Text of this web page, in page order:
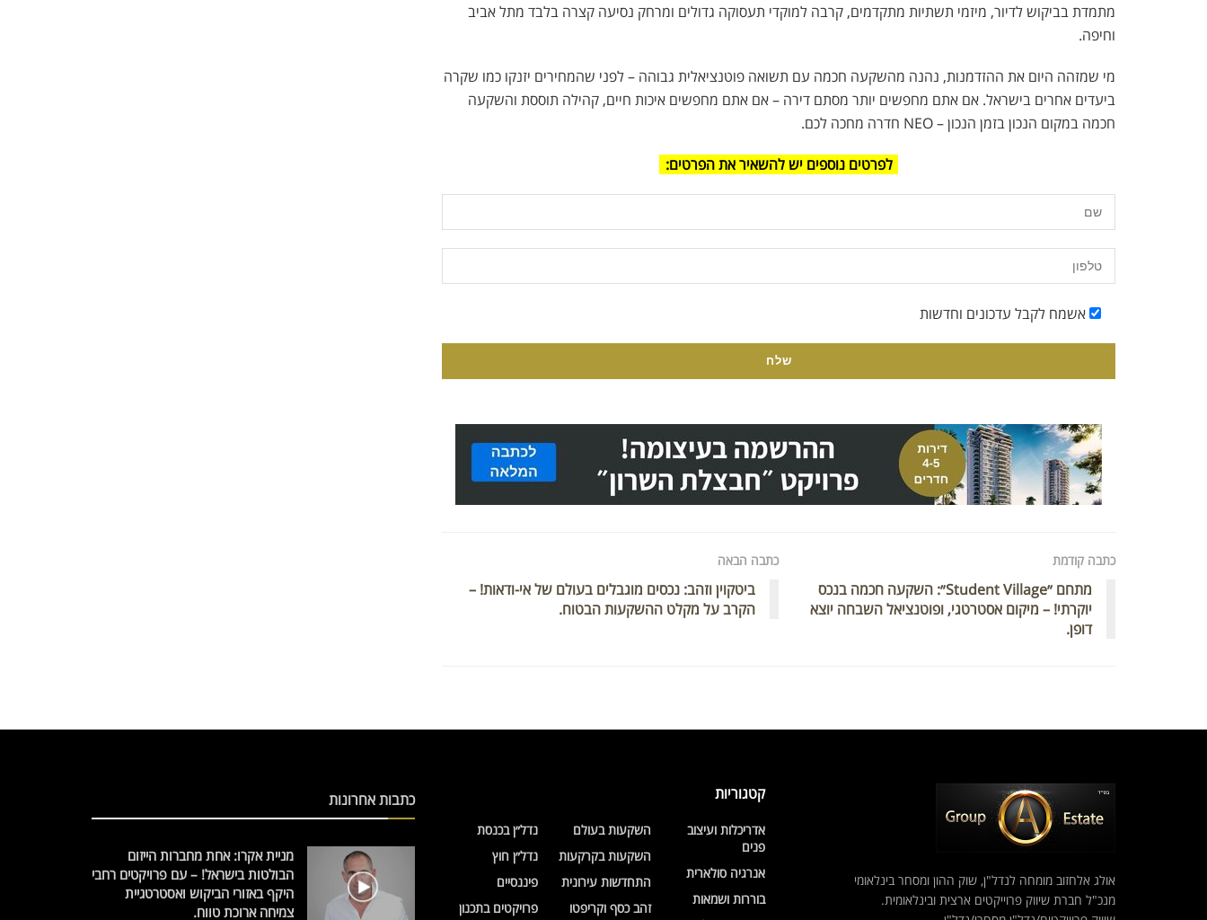
מתמדת בביקוש לדיור, מיזמי תשתיות מתקדמים, קרבה למוקדי תעסוקה גדולים ומרחק נסיעה קצרה בלבד מתל אביב
וחיפה.
מי שמזהה היום את ההזדמנות, נהנה מהשקעה חכמה עם תשואה פוטנציאלית גבוהה – לפני שהמחירים יזנקו כמו שקרה
ביעדים אחרים בישראל. אם אתם מחפשים יותר מסתם דירה – אם אתם מחפשים איכות חיים, קהילה תוססת והשקעה
חכמה במקום הנכון בזמן הנכון – NEO חדרה מחכה לכם.
לפרטים נוספים יש להשאיר את הפרטים:
אשמח לקבל עדכונים וחדשות
כתבה קודמת
מתחם ״Student Village״: השקעה חכמה בנכס
יוקרתי! – מיקום אסטרטגי, ופוטנציאל השבחה יוצא
דופן.
כתבה הבאה
ביטקוין וזהב: נכסים מוגבלים בעולם של אי-ודאות! –
הקרב על מקלט ההשקעות הבטוח.
אולג אלחזוב מומחה לנדל"ן, שוק ההון ומסחר בינלאומי
מנכ"ל חברת שיווק פרוייקטים ארצית ובינלאומית.
קטגוריות
אדריכלות ועיצוב
פנים
אנרגיה סולארית
בוררות ושמאות
השקעות בעולם
השקעות בקרקעות
התחדשות עירונית
זהב כסף וקריפטו
נדל״ן בכנסת
נדל״ן חוץ
פיננסיים
פרויקטים בתכנון
כתבות אחרונות
מניית אקרו: אחת מחברות הייזום
הבולטות בישראל! – עם פרויקטים רחבי
היקף באזורי הביקוש ואסטרטגיית
צמיחה ארוכת טווח.